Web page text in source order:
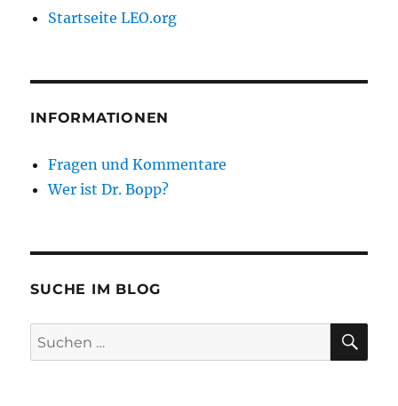
Startseite LEO.org
INFORMATIONEN
Fragen und Kommentare
Wer ist Dr. Bopp?
SUCHE IM BLOG
Suchen
nach: